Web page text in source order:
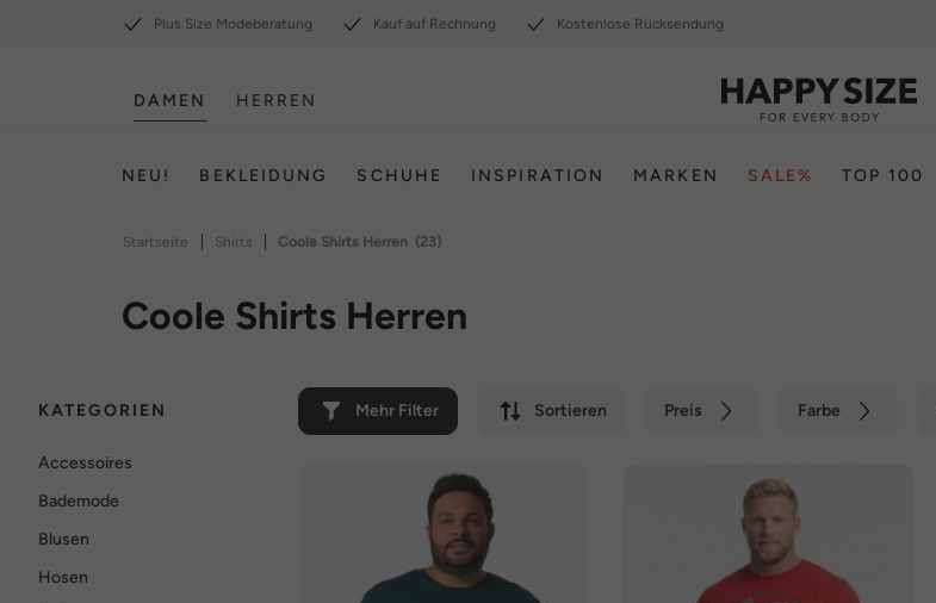
Plus Size Modeberatung Kauf auf Rechnung Kostenlose Rücksendung
DAMEN HERREN
NEU! BEKLEIDUNG SCHUHE INSPIRATION MARKEN SALE% TOP 100
Startseite | Shirts | Coole Shirts Herren (23)
Coole Shirts Herren
KATEGORIEN Mehr Filter Sortieren Preis Farbe
Accessoires
Bademode
Blusen
Hosen